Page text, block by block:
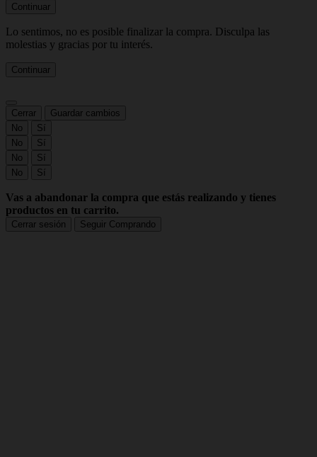
Continuar
Lo sentimos, no es posible finalizar la compra. Disculpa las
molestias y gracias por tu interés.
Continuar
Cerrar
Guardar cambios
No
Sí
No
Sí
No
Sí
No
Sí
Vas a abandonar la compra que estás realizando y tienes
productos en tu carrito.
Cerrar sesión Seguir Comprando